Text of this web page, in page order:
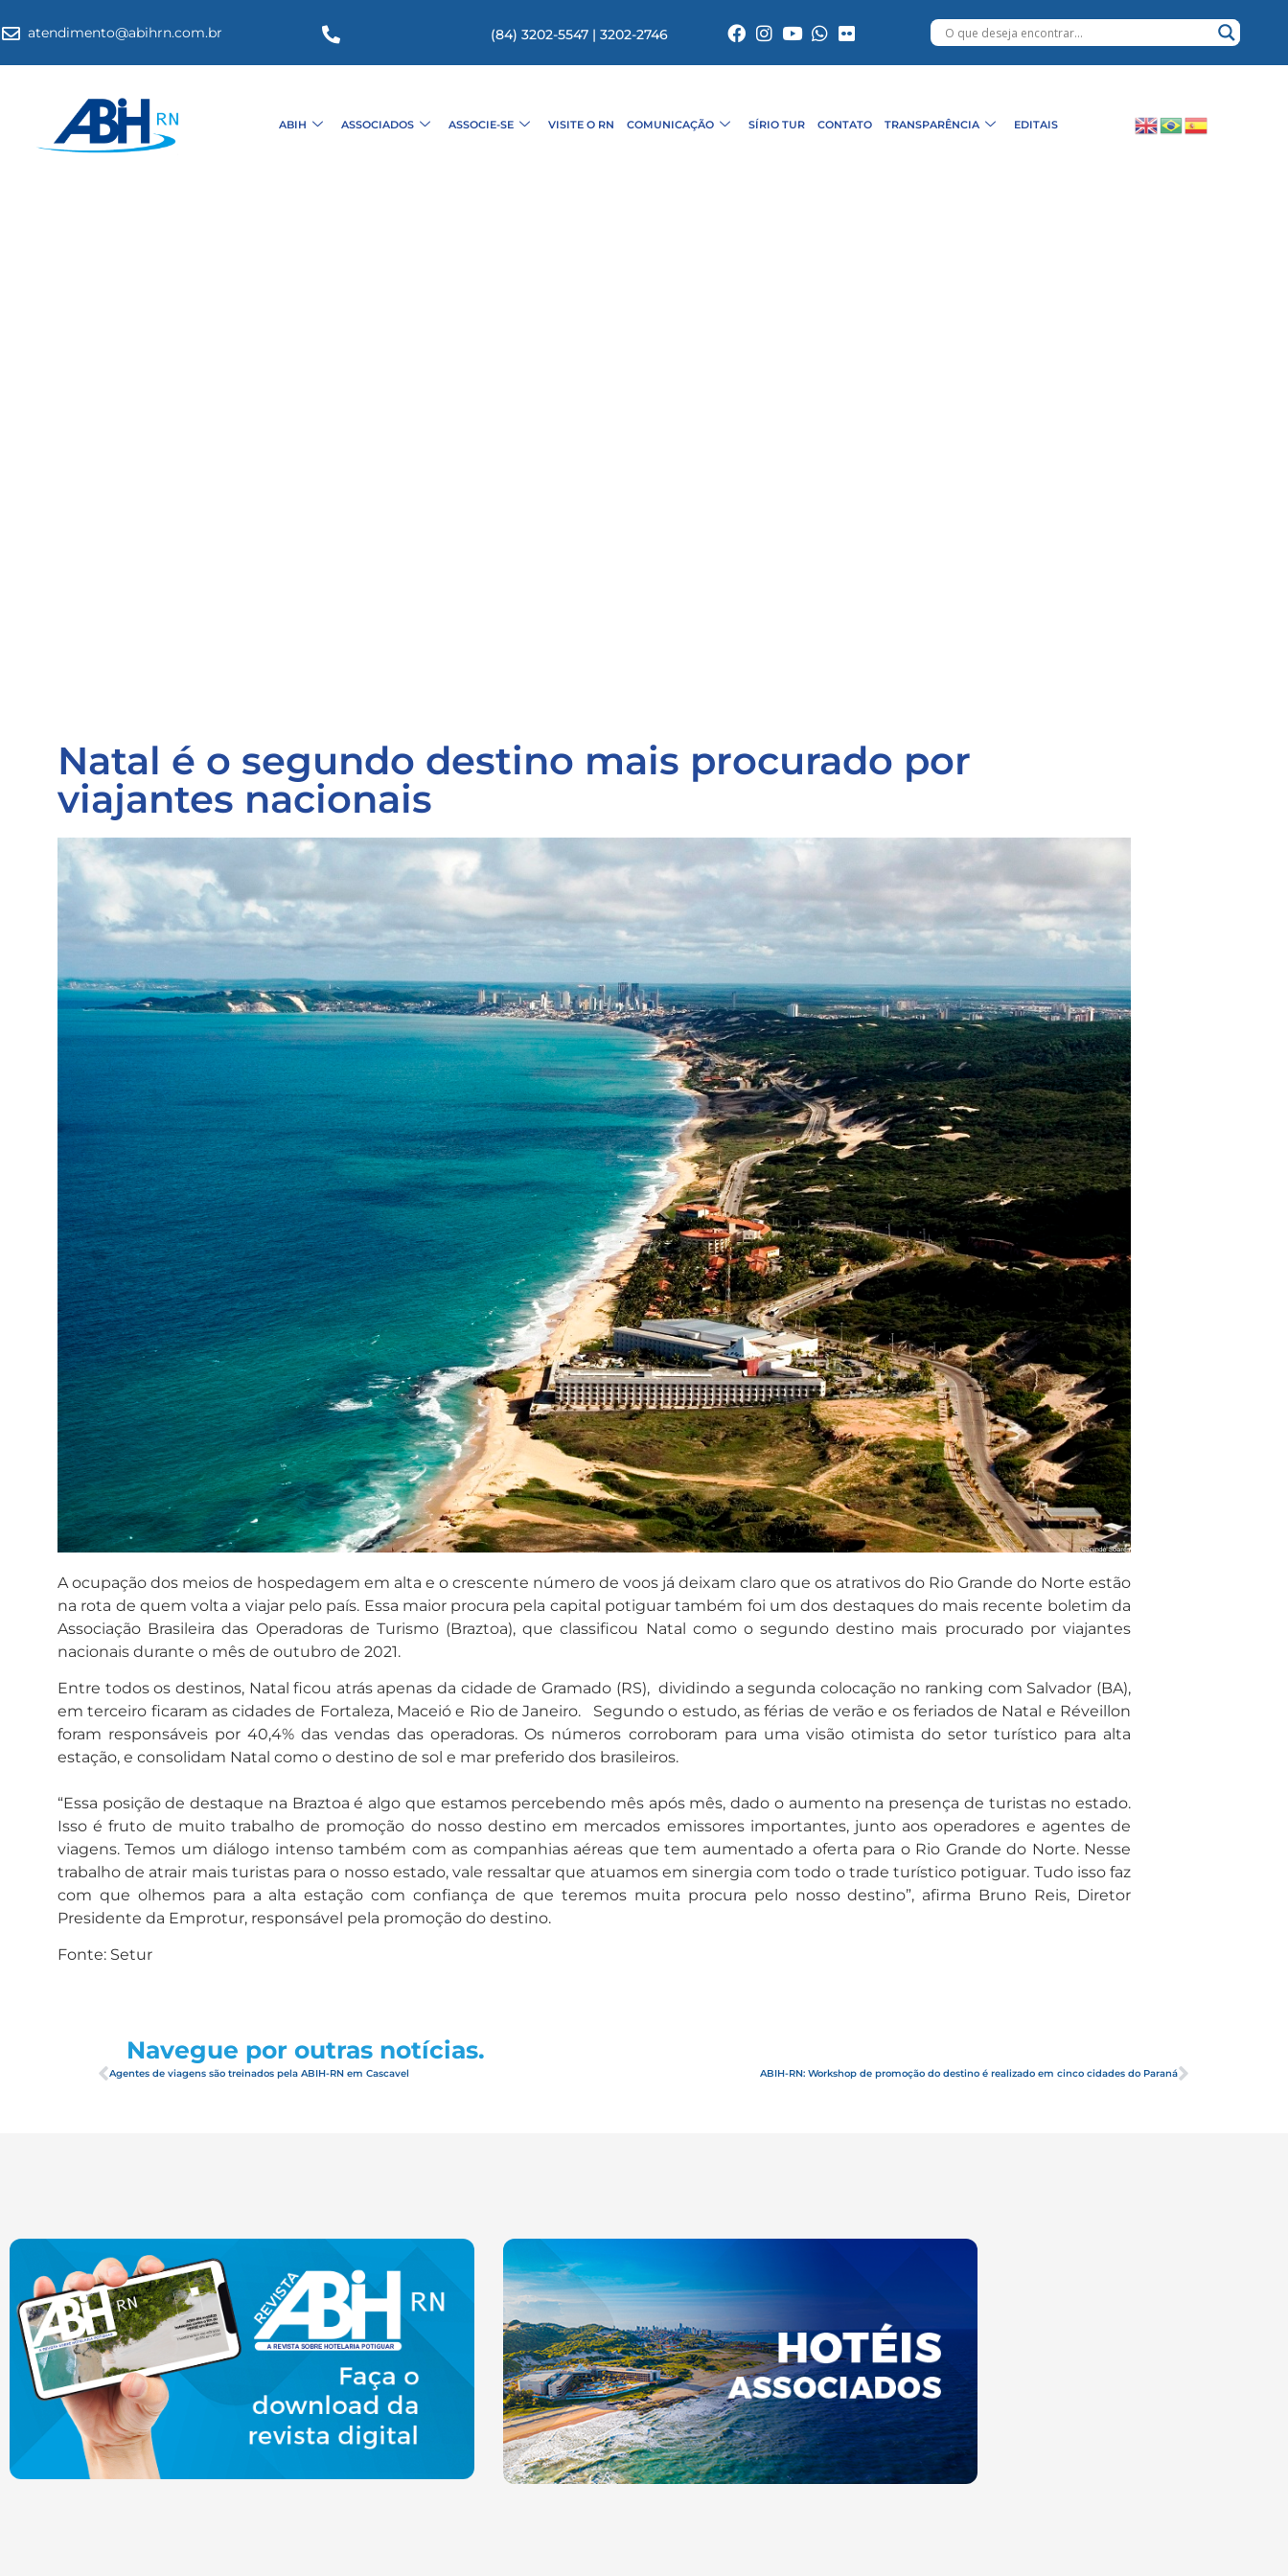
atendimento@abihrn.com.br (84) 3202-5547 | 3202-2746
ABIH ASSOCIADOS ASSOCIE-SE VISITE O RN COMUNICAÇÃO SÍRIO TUR CONTATO TRANSPARÊNCIA EDITAIS
Natal é o segundo destino mais procurado por
viajantes nacionais
A ocupação dos meios de hospedagem em alta e o crescente número de voos já deixam claro que os atrativos do Rio Grande do Norte estão
na rota de quem volta a viajar pelo país. Essa maior procura pela capital potiguar também foi um dos destaques do mais recente boletim da
Associação Brasileira das Operadoras de Turismo (Braztoa), que classificou Natal como o segundo destino mais procurado por viajantes
nacionais durante o mês de outubro de 2021.
Entre todos os destinos, Natal ficou atrás apenas da cidade de Gramado (RS), dividindo a segunda colocação no ranking com Salvador (BA),
em terceiro ficaram as cidades de Fortaleza, Maceió e Rio de Janeiro. Segundo o estudo, as férias de verão e os feriados de Natal e Réveillon
foram responsáveis por 40,4% das vendas das operadoras. Os números corroboram para uma visão otimista do setor turístico para alta
estação, e consolidam Natal como o destino de sol e mar preferido dos brasileiros.
“Essa posição de destaque na Braztoa é algo que estamos percebendo mês após mês, dado o aumento na presença de turistas no estado.
Isso é fruto de muito trabalho de promoção do nosso destino em mercados emissores importantes, junto aos operadores e agentes de
viagens. Temos um diálogo intenso também com as companhias aéreas que tem aumentado a oferta para o Rio Grande do Norte. Nesse
trabalho de atrair mais turistas para o nosso estado, vale ressaltar que atuamos em sinergia com todo o trade turístico potiguar. Tudo isso faz
com que olhemos para a alta estação com confiança de que teremos muita procura pelo nosso destino”, afirma Bruno Reis, Diretor
Presidente da Emprotur, responsável pela promoção do destino.
Fonte: Setur
Navegue por outras notícias.
Agentes de viagens são treinados pela ABIH-RN em Cascavel ABIH-RN: Workshop de promoção do destino é realizado em cinco cidades do Paraná